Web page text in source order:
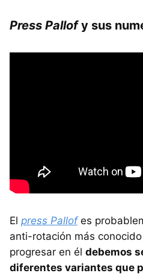
Press Pallofy sus
El press Pallofes
anti-rotación más
progresar en él debemos
diferentes variantes que